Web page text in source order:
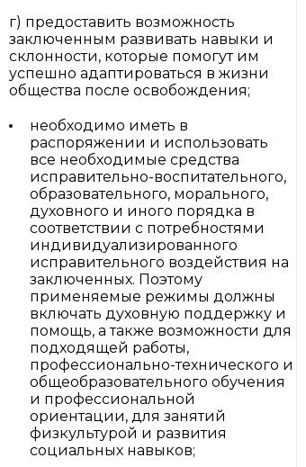
г) предоставить возможность
заключенным развивать навыки и
склонности, которые помогут им
успешно адаптироваться в жизни
общества после освобождения;
необходимо иметь в
распоряжении и использовать
все необходимые средства
исправительно-воспитательного,
образовательного, морального,
духовного и иного порядка в
соответствии с потребностями
индивидуализированного
исправительного воздействия на
заключенных. Поэтому
применяемые режимы должны
включать духовную поддержку и
помощь, а также возможности для
подходящей работы,
профессионально-технического и
общеобразовательного обучения
и профессиональной
ориентации, для занятий
физкультурой и развития
социальных навыков;